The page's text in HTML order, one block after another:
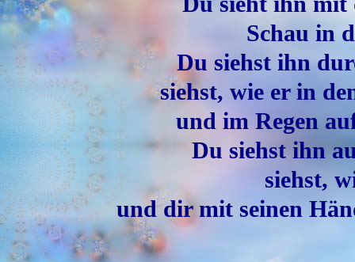
Schau in
Du siehst ihn
siehst, wie er in
und im Regen
Du siehst ihn
siehst,
und dir mit seinen